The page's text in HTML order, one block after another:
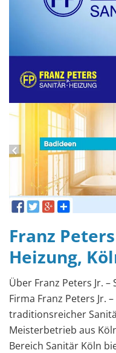
Franz
Heizung,
Über Franz Peters Jr.
Firma Franz Peters Jr.
traditionsreicher
Meisterbetrieb aus
Bereich Sanitär Köln